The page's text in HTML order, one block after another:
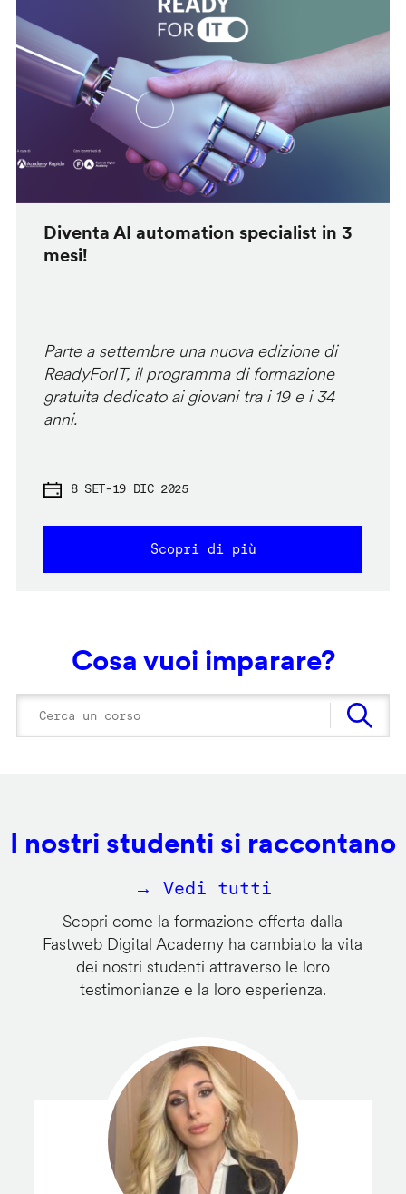
Diventa AI automation specialist in 3
mesi!
Parte a settembre una nuova edizione di
ReadyForIT, il programma di formazione
gratuita dedicato ai giovani tra i 19 e i 34
anni.
8 SET-19 DIC 2025
Scopri di più
Cosa vuoi imparare?
I nostri studenti si raccontano
→ Vedi tutti
Scopri come la formazione offerta dalla
Fastweb Digital Academy ha cambiato la vita
dei nostri studenti attraverso le loro
testimonianze e la loro esperienza.